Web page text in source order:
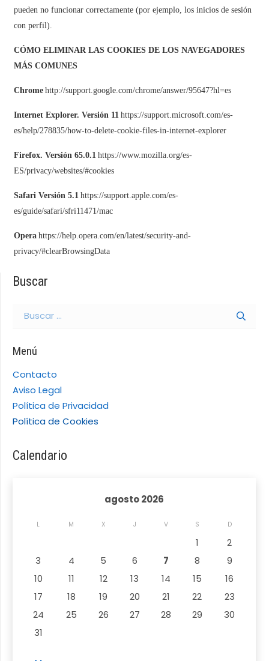
pueden no funcionar correctamente (por ejemplo, los inicios de sesión
con perfil).
CÓMO ELIMINAR LAS COOKIES DE LOS NAVEGADORES
MÁS COMUNES
Chrome http://support.google.com/chrome/answer/95647?hl=es
Internet Explorer. Versión 11 https://support.microsoft.com/es-
es/help/278835/how-to-delete-cookie-files-in-internet-explorer
Firefox. Versión 65.0.1 https://www.mozilla.org/es-
ES/privacy/websites/#cookies
Safari Versión 5.1 https://support.apple.com/es-
es/guide/safari/sfri11471/mac
Opera https://help.opera.com/en/latest/security-and-
privacy/#clearBrowsingData
Buscar
Buscar:
Menú
Contacto
Aviso Legal
Política de Privacidad
Política de Cookies
Calendario
agosto 2026
L M X J V S D
1
2
3
4 5 6 7 8
9
10
11 12 13 14 15
16
17
18 19 20 21 22
23
24
25 26 27 28 29
30
31